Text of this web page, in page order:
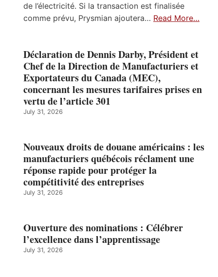
de l’électricité. Si la transaction est finalisée
comme prévu, Prysmian ajoutera… Read More…
Déclaration de Dennis Darby, Président et
Chef de la Direction de Manufacturiers et
Exportateurs du Canada (MEC),
concernant les mesures tarifaires prises en
vertu de l’article 301
July 31, 2026
Nouveaux droits de douane américains : les
manufacturiers québécois réclament une
réponse rapide pour protéger la
compétitivité des entreprises
July 31, 2026
Ouverture des nominations : Célébrer
l’excellence dans l’apprentissage
July 31, 2026